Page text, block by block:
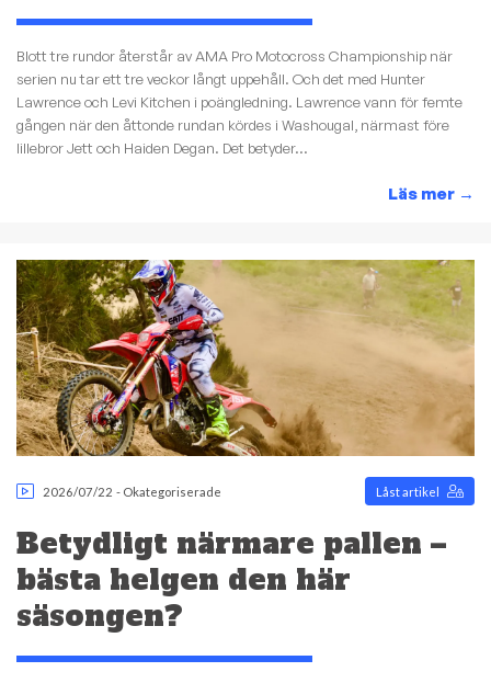
Blott tre rundor återstår av AMA Pro Motocross Championship när
serien nu tar ett tre veckor långt uppehåll. Och det med Hunter
Lawrence och Levi Kitchen i poängledning. Lawrence vann för femte
gången när den åttonde rundan kördes i Washougal, närmast före
lillebror Jett och Haiden Degan. Det betyder...
Läs mer →
2026/07/22 - Okategoriserade Låst artikel
Betydligt närmare pallen –
bästa helgen den här
säsongen?